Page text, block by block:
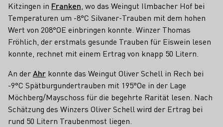
Kitzingen in Franken, wo das Weingut Ilmbacher Hof bei
Temperaturen um -8°C Silvaner-Trauben mit dem hohen
Wert von 208°OE einbringen konnte. Winzer Thomas
Fröhlich, der erstmals gesunde Trauben für Eiswein lesen
konnte, rechnet mit einem Ertrag von knapp 50 Litern.
An derAhr konnte das Weingut Oliver Schell in Rech bei
-9°C Spätburgundertrauben mit 195°Oe in der Lage
Möchberg/Mayschoss für die begehrte Rarität lesen. Nach
Schätzung des Winzers Oliver Schell wird der Ertrag bei
rund 50 Litern Traubenmost liegen.